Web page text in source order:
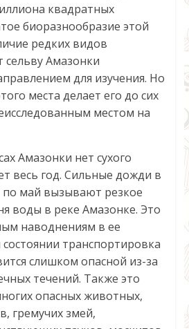
квадратных
биоразнообразие этой
редких видов
Амазонки
для изучения. Но
места делает его до сих
местом на
Амазонки нет сухого
весь год. Сильные дожди в
по май вызывают резкое
воды в реке Амазонке. Это
наводнениям в ее
транспортировка
слишком опасной из-за
течений. Также это
опасных животных,
гремучих змей,